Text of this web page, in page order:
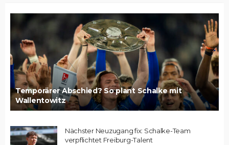
Temporärer Abschied? So plant Schalke mit
Wallentowitz
Nächster Neuzugang fix: Schalke-Team
verpflichtet Freiburg-Talent